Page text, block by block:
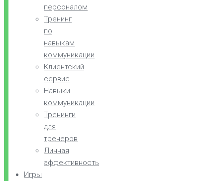
персоналом
Тренинг
по
навыкам
коммуникации
Клиентский
сервис
Навыки
коммуникации
Тренинги
для
тренеров
Личная
эффективность
Игры